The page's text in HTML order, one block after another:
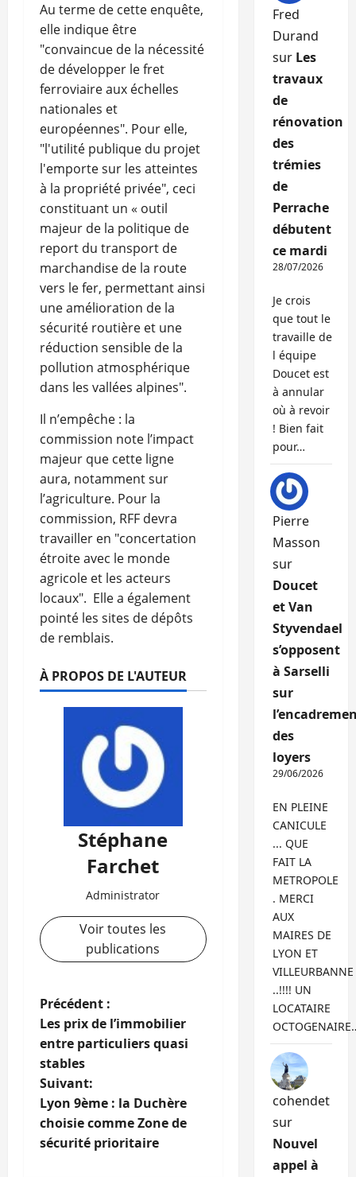
Au terme de cette enquête,
elle indique être
"convaincue de la nécessité
de développer le fret
ferroviaire aux échelles
nationales et
européennes". Pour elle,
"l'utilité publique du projet
l'emporte sur les atteintes
à la propriété privée", ceci
constituant un « outil
majeur de la politique de
report du transport de
marchandise de la route
vers le fer, permettant ainsi
une amélioration de la
sécurité routière et une
réduction sensible de la
pollution atmosphérique
dans les vallées alpines".
Il n’empêche : la
commission note l’impact
majeur que cette ligne
aura, notamment sur
l’agriculture. Pour la
commission, RFF devra
travailler en "concertation
étroite avec le monde
agricole et les acteurs
locaux". Elle a également
pointé les sites de dépôts
de remblais.
À PROPOS DE L'AUTEUR
Stéphane
Farchet
Administrator
Voir toutes les
publications
N
a
v
i
g
Précédent :
Les prix de l’immobilier
entre particuliers quasi
stables
Suivant:
Lyon 9ème : la Duchère
choisie comme Zone de
sécurité prioritaire
Fred
Durand
sur Les
travaux
de
rénovation
des
trémies
de
Perrache
débutent
ce mardi
28/07/2026
Je crois
que tout le
travaille de
l équipe
Doucet est
à annular
où à revoir
! Bien fait
pour…
Pierre
Masson
sur
Doucet
et Van
Styvendael
s’opposent
à Sarselli
sur
des
loyers
29/06/2026
EN PLEINE
CANICULE
... QUE
FAIT LA
METROPOLE
. MERCI
AUX
MAIRES DE
LYON ET
VILLEURBANNE
..!!!! UN
LOCATAIRE
cohendet
sur
Nouvel
appel à